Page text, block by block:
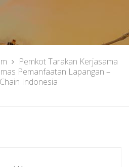
Pemkot Tarakan Kerjasama
Pemanfaatan Lapangan –
Indonesia